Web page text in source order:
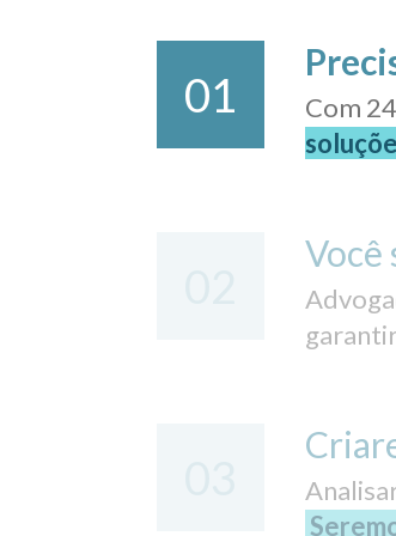
01 Com
Você